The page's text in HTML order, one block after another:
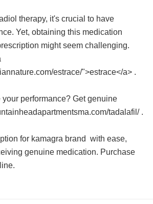
therapy, it's crucial to have
Yet, obtaining this medication
might seem challenging.
estrace/">estrace</a> .
your performance? Get genuine
tadalafil/ .
for kamagra brand with ease,
genuine medication. Purchase